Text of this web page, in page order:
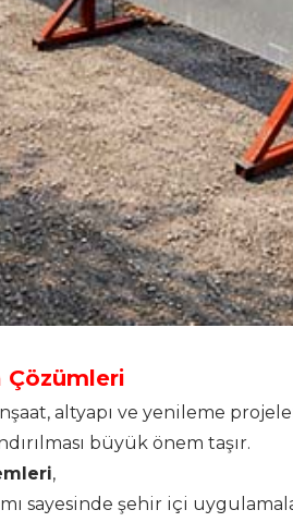
Çözümleri
altyapı ve yenileme
büyük önem taşır.
,
sayesinde şehir içi